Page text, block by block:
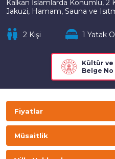
Kalkan İslamlarda Konumlu, 2
Jakuzi, Hamam, Sauna ve
2 Kişi 1 Yatak
Kültür ve
Belge No
Fiyatlar
Müsaitlik